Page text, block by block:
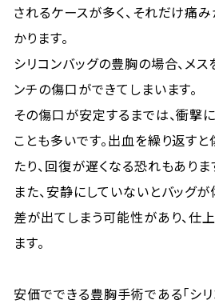
されるケースが多く、それだけ痛
かります。
シリコンバッグの豊胸の場合、メ
ンチの傷口ができてしまいます。
その傷口が安定するまでは、衝撃
ことも多いです。出血を繰り返す
たり、回復が遅くなる恐れもありま
また、安静にしていないとバッグ
差が出てしまう可能性があり、仕
ます。
安価でできる豊胸手術である「シ